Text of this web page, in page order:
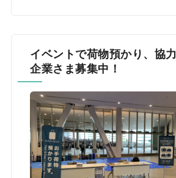
イベントで荷物預かり、協力
企業さま募集中！